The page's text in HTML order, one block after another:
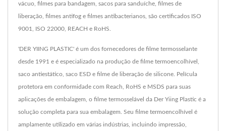
vácuo, filmes para bandagem, sacos para sanduíche, filmes de
liberação, filmes antifog e filmes antibacterianos, são certificados ISO
9001, ISO 22000, REACH e RoHS.
'DER YIING PLASTIC' é um dos fornecedores de filme termosselante
desde 1991 e é especializado na produção de filme termoencolhível,
saco antiestático, saco ESD e filme de liberação de silicone. Película
protetora em conformidade com Reach, RoHS e MSDS para suas
aplicações de embalagem, o filme termosselável da Der Yiing Plastic é a
solução completa para sua embalagem. Seu filme termoencolhível é
amplamente utilizado em várias indústrias, incluindo impressão,